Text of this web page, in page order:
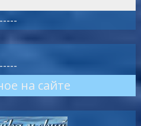
-----
-----
на сайте